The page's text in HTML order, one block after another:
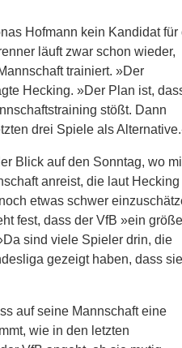
Hofmann kein Kandidat für
läuft zwar schon wieder,
trainiert. »Der
Hecking. »Der Plan ist,
stößt. Dann
drei Spiele als
Blick auf den Sonntag, wo
anreist, die laut Hecking
etwas schwer
fest, dass der VfB »ein
sind viele Spieler drin, die
gezeigt haben, dass sie
auf seine Mannschaft eine
wie in den letzten